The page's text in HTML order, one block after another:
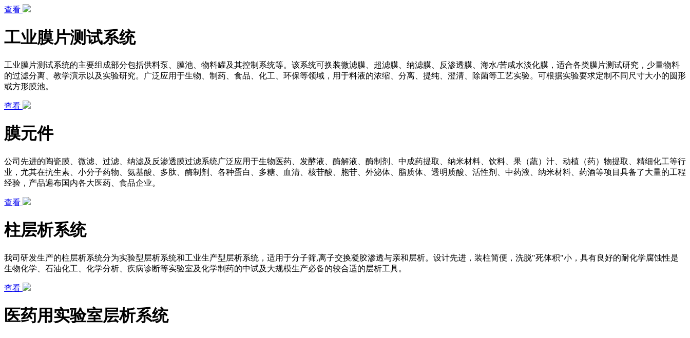
查看
工业膜片测试系统
工业膜片测试系统的主要组成部分包括供料泵、膜池、物料罐及其控制系统等。该系统可换装微滤膜、超滤膜、纳滤膜、反渗透膜、海水/苦咸水淡化膜，适合各类膜片测试研究，少量物料
的过滤分离、教学演示以及实验研究。广泛应用于生物、制药、食品、化工、环保等领域，用于料液的浓缩、分离、提纯、澄清、除菌等工艺实验。可根据实验要求定制不同尺寸大小的圆形
或方形膜池。
查看
膜元件
公司先进的陶瓷膜、微滤、过滤、纳滤及反渗透膜过滤系统广泛应用于生物医药、发酵液、酶解液、酶制剂、中成药提取、纳米材料、饮料、果（蔬）汁、动植（药）物提取、精细化工等行
业，尤其在抗生素、小分子药物、氨基酸、多肽、酶制剂、各种蛋白、多糖、血清、核苷酸、胞苷、外泌体、脂质体、透明质酸、活性剂、中药液、纳米材料、药酒等项目具备了大量的工程
经验，产品遍布国内各大医药、食品企业。
查看
柱层析系统
我司研发生产的柱层析系统分为实验型层析系统和工业生产型层析系统，适用于分子筛,离子交换凝胶渗透与亲和层析。设计先进，装柱简便，洗脱"死体积"小，具有良好的耐化学腐蚀性是
生物化学、石油化工、化学分析、疾病诊断等实验室及化学制药的中试及大规模生产必备的较合适的层析工具。
查看
医药用实验室层析系统